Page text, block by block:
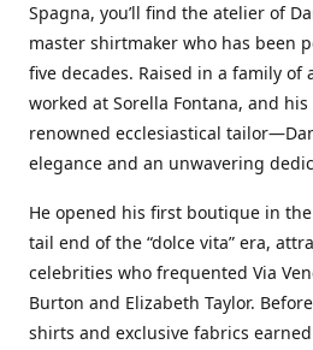
Spagna, you’ll find the atelier of
master shirtmaker who has been
five decades. Raised in a family
worked at Sorella Fontana, and
renowned ecclesiastical
elegance and an unwavering
He opened his first boutique in
tail end of the “dolce vita” era,
celebrities who frequented Via
Burton and Elizabeth Taylor.
shirts and exclusive fabrics